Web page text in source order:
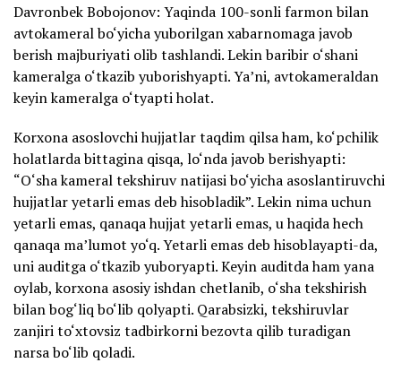
Davronbek Bobojonov: Yaqinda 100-sonli farmon bilan
avtokameral bo‘yicha yuborilgan xabarnomaga javob
berish majburiyati olib tashlandi. Lekin baribir o‘shani
kameralga o‘tkazib yuborishyapti. Ya’ni, avtokameraldan
keyin kameralga o‘tyapti holat.
Korxona asoslovchi hujjatlar taqdim qilsa ham, ko‘pchilik
holatlarda bittagina qisqa, lo‘nda javob berishyapti:
“O‘sha kameral tekshiruv natijasi bo‘yicha asoslantiruvchi
hujjatlar yetarli emas deb hisobladik”. Lekin nima uchun
yetarli emas, qanaqa hujjat yetarli emas, u haqida hech
qanaqa ma’lumot yo‘q. Yetarli emas deb hisoblayapti-da,
uni auditga o‘tkazib yuboryapti. Keyin auditda ham yana
oylab, korxona asosiy ishdan chetlanib, o‘sha tekshirish
bilan bog‘liq bo‘lib qolyapti. Qarabsizki, tekshiruvlar
zanjiri to‘xtovsiz tadbirkorni bezovta qilib turadigan
narsa bo‘lib qoladi.